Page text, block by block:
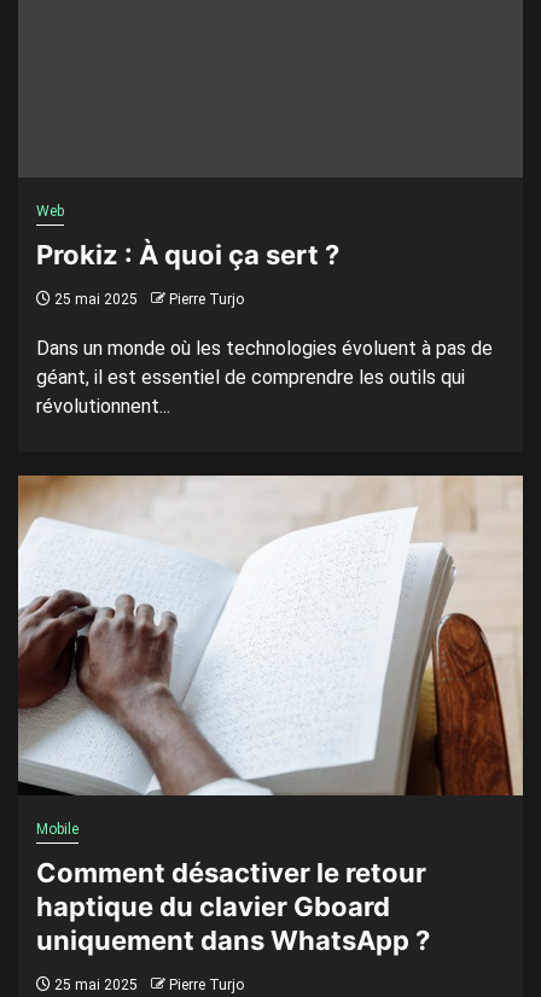
Web
Prokiz : À quoi ça sert ?
25 mai 2025 Pierre Turjo
Dans un monde où les technologies évoluent à pas de
géant, il est essentiel de comprendre les outils qui
révolutionnent...
Mobile
Comment désactiver le retour
haptique du clavier Gboard
uniquement dans WhatsApp ?
25 mai 2025 Pierre Turjo